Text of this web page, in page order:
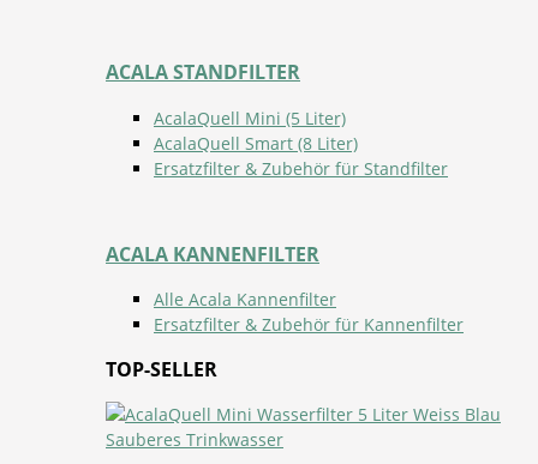
ACALA STANDFILTER
AcalaQuell Mini (5 Liter)
AcalaQuell Smart (8 Liter)
Ersatzfilter & Zubehör für Standfilter
ACALA KANNENFILTER
Alle Acala Kannenfilter
Ersatzfilter & Zubehör für Kannenfilter
TOP-SELLER